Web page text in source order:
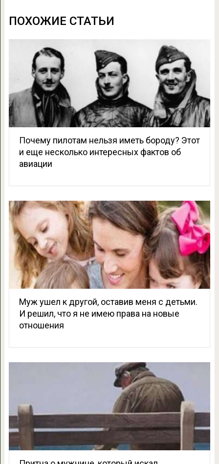
ПОХОЖИЕ СТАТЬИ
Почему пилотам нельзя иметь бороду? Этот
и еще несколько интересных фактов об
авиации
Муж ушел к другой, оставив меня с детьми.
И решил, что я не имею права на новые
отношения